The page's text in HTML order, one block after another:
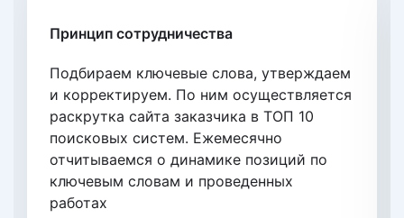
Принцип сотрудничества
Подбираем ключевые слова, утверждаем
и корректируем. По ним осуществляется
раскрутка сайта заказчика в ТОП 10
поисковых систем. Eжемесячно
отчитываемся о динамике позиций по
ключевым словам и проведенных
работах